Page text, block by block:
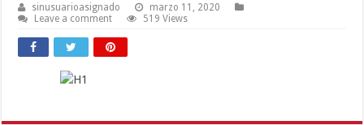
sinusuarioasignado
marzo 11, 2020
Leave a comment
519 Views